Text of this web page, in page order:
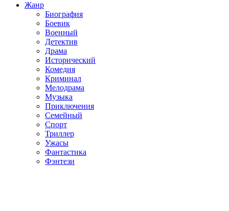
Жанр
Биография
Боевик
Военный
Детектив
Драма
Исторический
Комедия
Криминал
Мелодрама
Музыка
Приключения
Семейный
Спорт
Триллер
Ужасы
Фантастика
Фэнтези